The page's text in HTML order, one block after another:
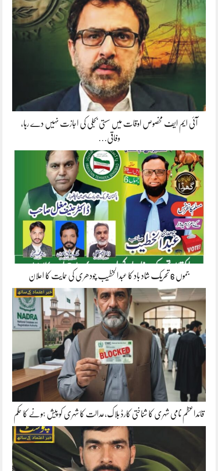
آئی ایم ایف مخصوص اوقات میں سستی بجلی کی اجازت نہیں دے رہا،
وفاقی…
جموں 6 تحریک شاد باد کا عبدالخطیب چودھری کی حمایت کا اعلان
قائداعظم نامی شہری کا شناختی کارڈ بلاک،عدالت کا شہری کو پیش ہونے کا حکم